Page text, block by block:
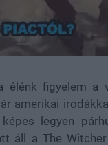
figyelem a
amerikai
legyen
áll a The